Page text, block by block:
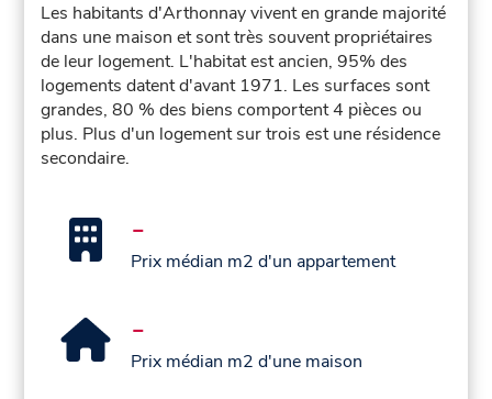
Les habitants d'Arthonnay vivent en grande majorité
dans une maison et sont très souvent propriétaires
de leur logement. L'habitat est ancien, 95% des
logements datent d'avant 1971. Les surfaces sont
grandes, 80 % des biens comportent 4 pièces ou
plus. Plus d'un logement sur trois est une résidence
secondaire.
-
Prix médian m2 d'un appartement
-
Prix médian m2 d'une maison